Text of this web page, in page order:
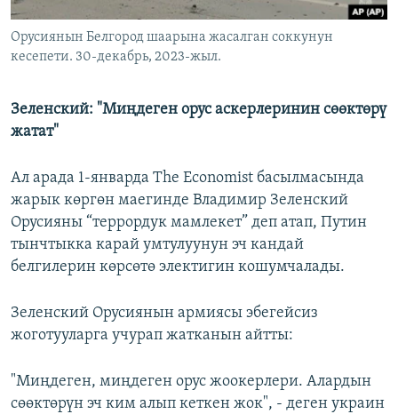
Орусиянын Белгород шаарына жасалган соккунун
кесепети. 30-декабрь, 2023-жыл.
Зеленский: "Миңдеген орус аскерлеринин сөөктөрү
жатат"
Ал арада 1-январда The Economist басылмасында
жарык көргөн маегинде Владимир Зеленский
Орусияны “террордук мамлекет” деп атап, Путин
тынчтыкка карай умтулуунун эч кандай
белгилерин көрсөтө электигин кошумчалады.
Зеленский Орусиянын армиясы эбегейсиз
жоготууларга учурап жатканын айтты:
"Миңдеген, миңдеген орус жоокерлери. Алардын
сөөктөрүн эч ким алып кеткен жок", - деген украин